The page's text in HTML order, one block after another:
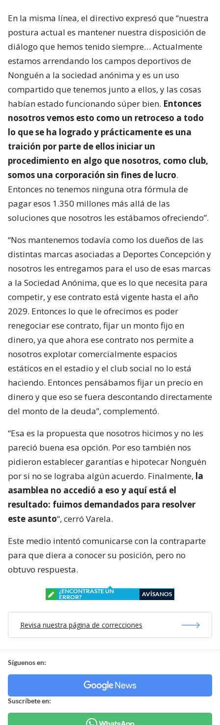
En la misma línea, el directivo expresó que “nuestra
postura actual es mantener nuestra disposición de
diálogo que hemos tenido siempre… Actualmente
estamos arrendando los campos deportivos de
Nonguén a la sociedad anónima y es un uso
compartido que tenemos junto a ellos, y las cosas
habían estado funcionando súper bien. Entonces
nosotros vemos esto como un retroceso a todo
lo que se ha logrado y prácticamente es una
traición por parte de ellos iniciar un
procedimiento en algo que nosotros, como club,
somos una corporación sin fines de lucro.
Entonces no tenemos ninguna otra fórmula de
pagar esos 1.350 millones más allá de las
soluciones que nosotros les estábamos ofreciendo”.
“Nos mantenemos todavía como los dueños de las
distintas marcas asociadas a Deportes Concepción y
nosotros les entregamos para el uso de esas marcas
a la Sociedad Anónima, que es lo que necesita para
competir, y ese contrato está vigente hasta el año
2029. Entonces lo que le ofrecimos es poder
renegociar ese contrato, fijar un monto fijo en
dinero, ya que ahora ese contrato nos permite a
nosotros explotar comercialmente espacios
estáticos en el estadio y el club social no lo está
haciendo. Entonces pensábamos fijar un precio en
dinero y que eso se fuera descontando directamente
del monto de la deuda”, complementó.
“Esa es la propuesta que nosotros hicimos y no les
pareció buena esa opción. Por eso también nos
pidieron establecer garantías e hipotecar Nonguén
por si no se lograba algún acuerdo. Finalmente, la
asamblea no accedió a eso y aquí está el
resultado: fuimos demandados para resolver
este asunto“, cerró Varela.
Este medio intentó comunicarse con la contraparte
para que diera a conocer su posición, pero no
obtuvo respuesta.
¿ENCONTRASTE UN
ERROR?
AVÍSANOS
Revisa nuestra página de correcciones
Síguenos en:
Suscríbete en: